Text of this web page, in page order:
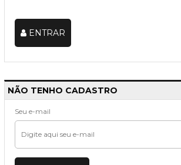
ENTRAR
NÃO TENHO CADASTRO
Seu e-mail